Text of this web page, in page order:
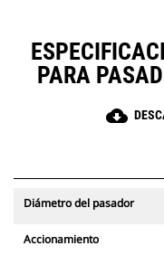
PARA
cloud_download
Diámetro del pasador
Accionamiento